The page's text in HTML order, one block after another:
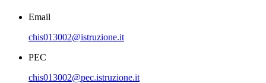
Email
chis013002@istruzione.it
PEC
chis013002@pec.istruzione.it